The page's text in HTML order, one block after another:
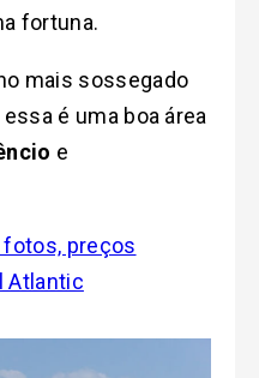
fortuna.
mais sossegado
é uma boa área
e
fotos, preços
Atlantic